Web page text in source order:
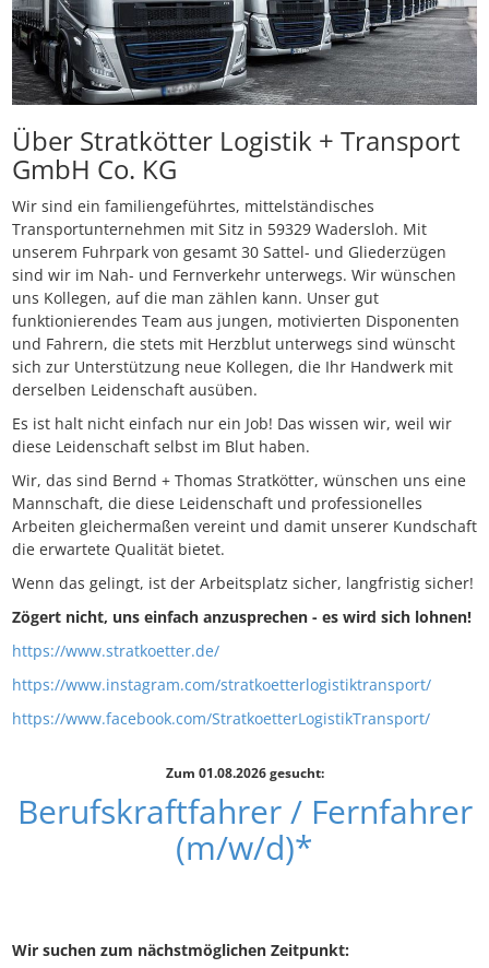
Über Stratkötter Logistik + Transport
GmbH Co. KG
Wir sind ein familiengeführtes, mittelständisches
Transportunternehmen mit Sitz in 59329 Wadersloh. Mit
unserem Fuhrpark von gesamt 30 Sattel- und Gliederzügen
sind wir im Nah- und Fernverkehr unterwegs. Wir wünschen
uns Kollegen, auf die man zählen kann. Unser gut
funktionierendes Team aus jungen, motivierten Disponenten
und Fahrern, die stets mit Herzblut unterwegs sind wünscht
sich zur Unterstützung neue Kollegen, die Ihr Handwerk mit
derselben Leidenschaft ausüben.
Es ist halt nicht einfach nur ein Job! Das wissen wir, weil wir
diese Leidenschaft selbst im Blut haben.
Wir, das sind Bernd + Thomas Stratkötter, wünschen uns eine
Mannschaft, die diese Leidenschaft und professionelles
Arbeiten gleichermaßen vereint und damit unserer Kundschaft
die erwartete Qualität bietet.
Wenn das gelingt, ist der Arbeitsplatz sicher, langfristig sicher!
Zögert nicht, uns einfach anzusprechen - es wird sich lohnen!
https://www.stratkoetter.de/
https://www.instagram.com/stratkoetterlogistiktransport/
https://www.facebook.com/StratkoetterLogistikTransport/
Zum 01.08.2026 gesucht:
Berufskraftfahrer / Fernfahrer
(m/w/d)*
Wir suchen zum nächstmöglichen Zeitpunkt: